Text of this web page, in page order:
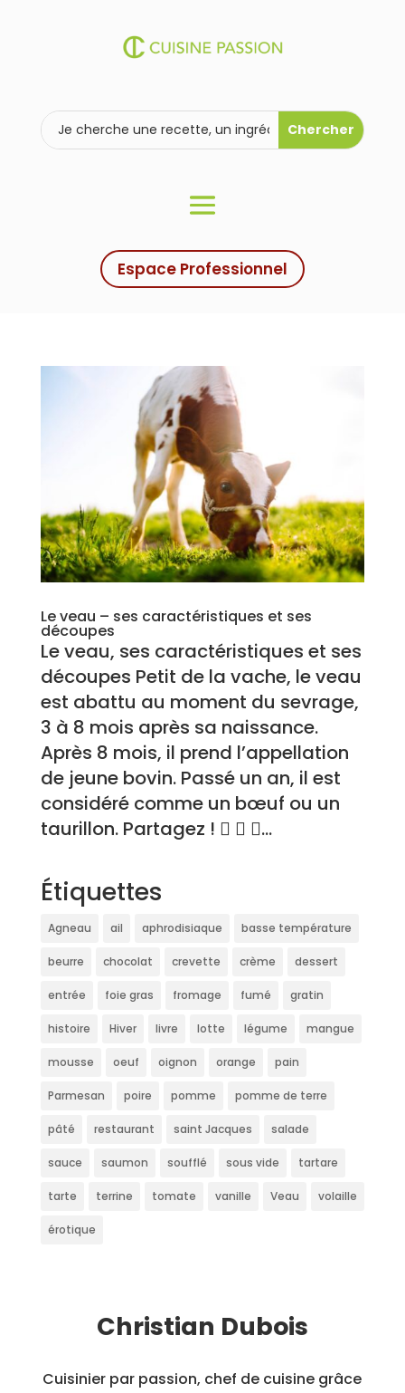
Espace Professionnel
Le veau – ses caractéristiques et ses
découpes
Le veau, ses caractéristiques et ses
découpes Petit de la vache, le veau
est abattu au moment du sevrage,
3 à 8 mois après sa naissance.
Après 8 mois, il prend l’appellation
de jeune bovin. Passé un an, il est
considéré comme un bœuf ou un
taurillon. Partagez !   ...
Étiquettes
Agneau ail aphrodisiaque basse température
beurre chocolat crevette crème dessert
entrée foie gras fromage fumé gratin
histoire Hiver livre lotte légume mangue
mousse oeuf oignon orange pain
Parmesan poire pomme pomme de terre
pâté restaurant saint Jacques salade
sauce saumon soufflé sous vide tartare
tarte terrine tomate vanille Veau volaille
érotique
Christian Dubois
Cuisinier par passion, chef de cuisine grâce